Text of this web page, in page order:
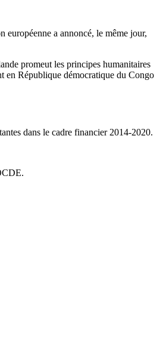
européenne a annoncé, le même jour,
promeut les principes humanitaires
en République démocratique du Congo
dans le cadre financier 2014-2020.